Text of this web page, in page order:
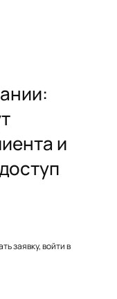
и
заявку, войти в